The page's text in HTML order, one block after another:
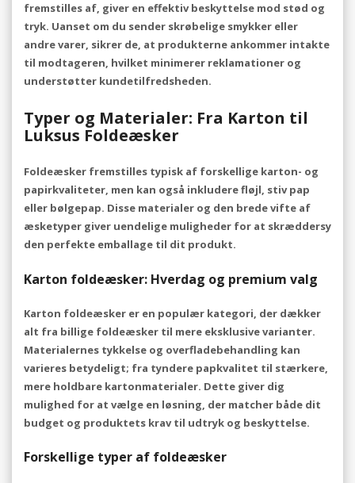
fremstilles af, giver en effektiv beskyttelse mod stød og
tryk. Uanset om du sender skrøbelige smykker eller
andre varer, sikrer de, at produkterne ankommer intakte
til modtageren, hvilket minimerer reklamationer og
understøtter kundetilfredsheden.
Typer og Materialer: Fra Karton til
Luksus Foldeæsker
Foldeæsker fremstilles typisk af forskellige karton- og
papirkvaliteter, men kan også inkludere fløjl, stiv pap
eller bølgepap. Disse materialer og den brede vifte af
æsketyper giver uendelige muligheder for at skræddersy
den perfekte emballage til dit produkt.
Karton foldeæsker: Hverdag og premium valg
Karton foldeæsker er en populær kategori, der dækker
alt fra billige foldeæsker til mere eksklusive varianter.
Materialernes tykkelse og overfladebehandling kan
varieres betydeligt; fra tyndere papkvalitet til stærkere,
mere holdbare kartonmaterialer. Dette giver dig
mulighed for at vælge en løsning, der matcher både dit
budget og produktets krav til udtryk og beskyttelse.
Forskellige typer af foldeæsker